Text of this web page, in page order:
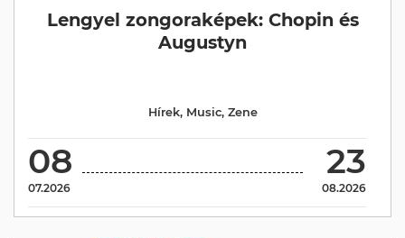
Lengyel zongoraképek: Chopin és
Augustyn
08
07.2026
23
08.2026
Hírek, Music, Zene